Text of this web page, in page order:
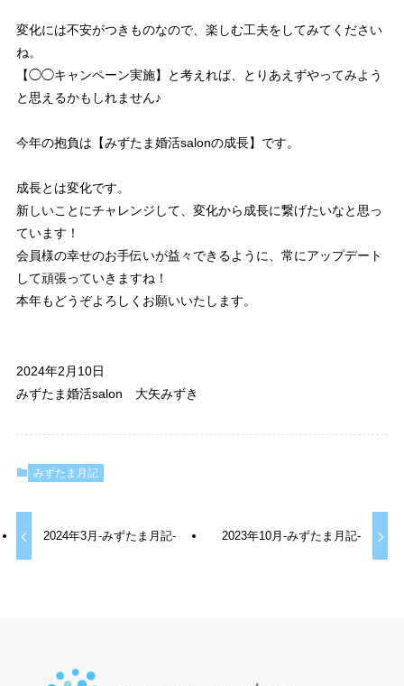
変化には不安がつきものなので、楽しむ工夫をしてみてください
ね。
【◯◯キャンペーン実施】と考えれば、とりあえずやってみよう
と思えるかもしれません♪
今年の抱負は【みずたま婚活salonの成長】です。
成長とは変化です。
新しいことにチャレンジして、変化から成長に繋げたいなと思っ
ています！
会員様の幸せのお手伝いが益々できるように、常にアップデート
して頑張っていきますね！
本年もどうぞよろしくお願いいたします。
2024年2月10日
みずたま婚活salon 大矢みずき
みずたま月記
2024年3月-みずたま月記- 2023年10月-みずたま月記-